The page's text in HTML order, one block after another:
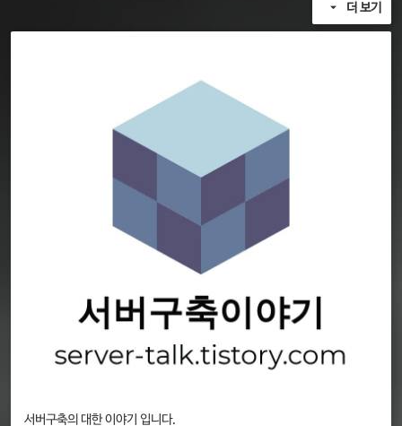
더 보기
서버구축의 대한 이야기 입니다.